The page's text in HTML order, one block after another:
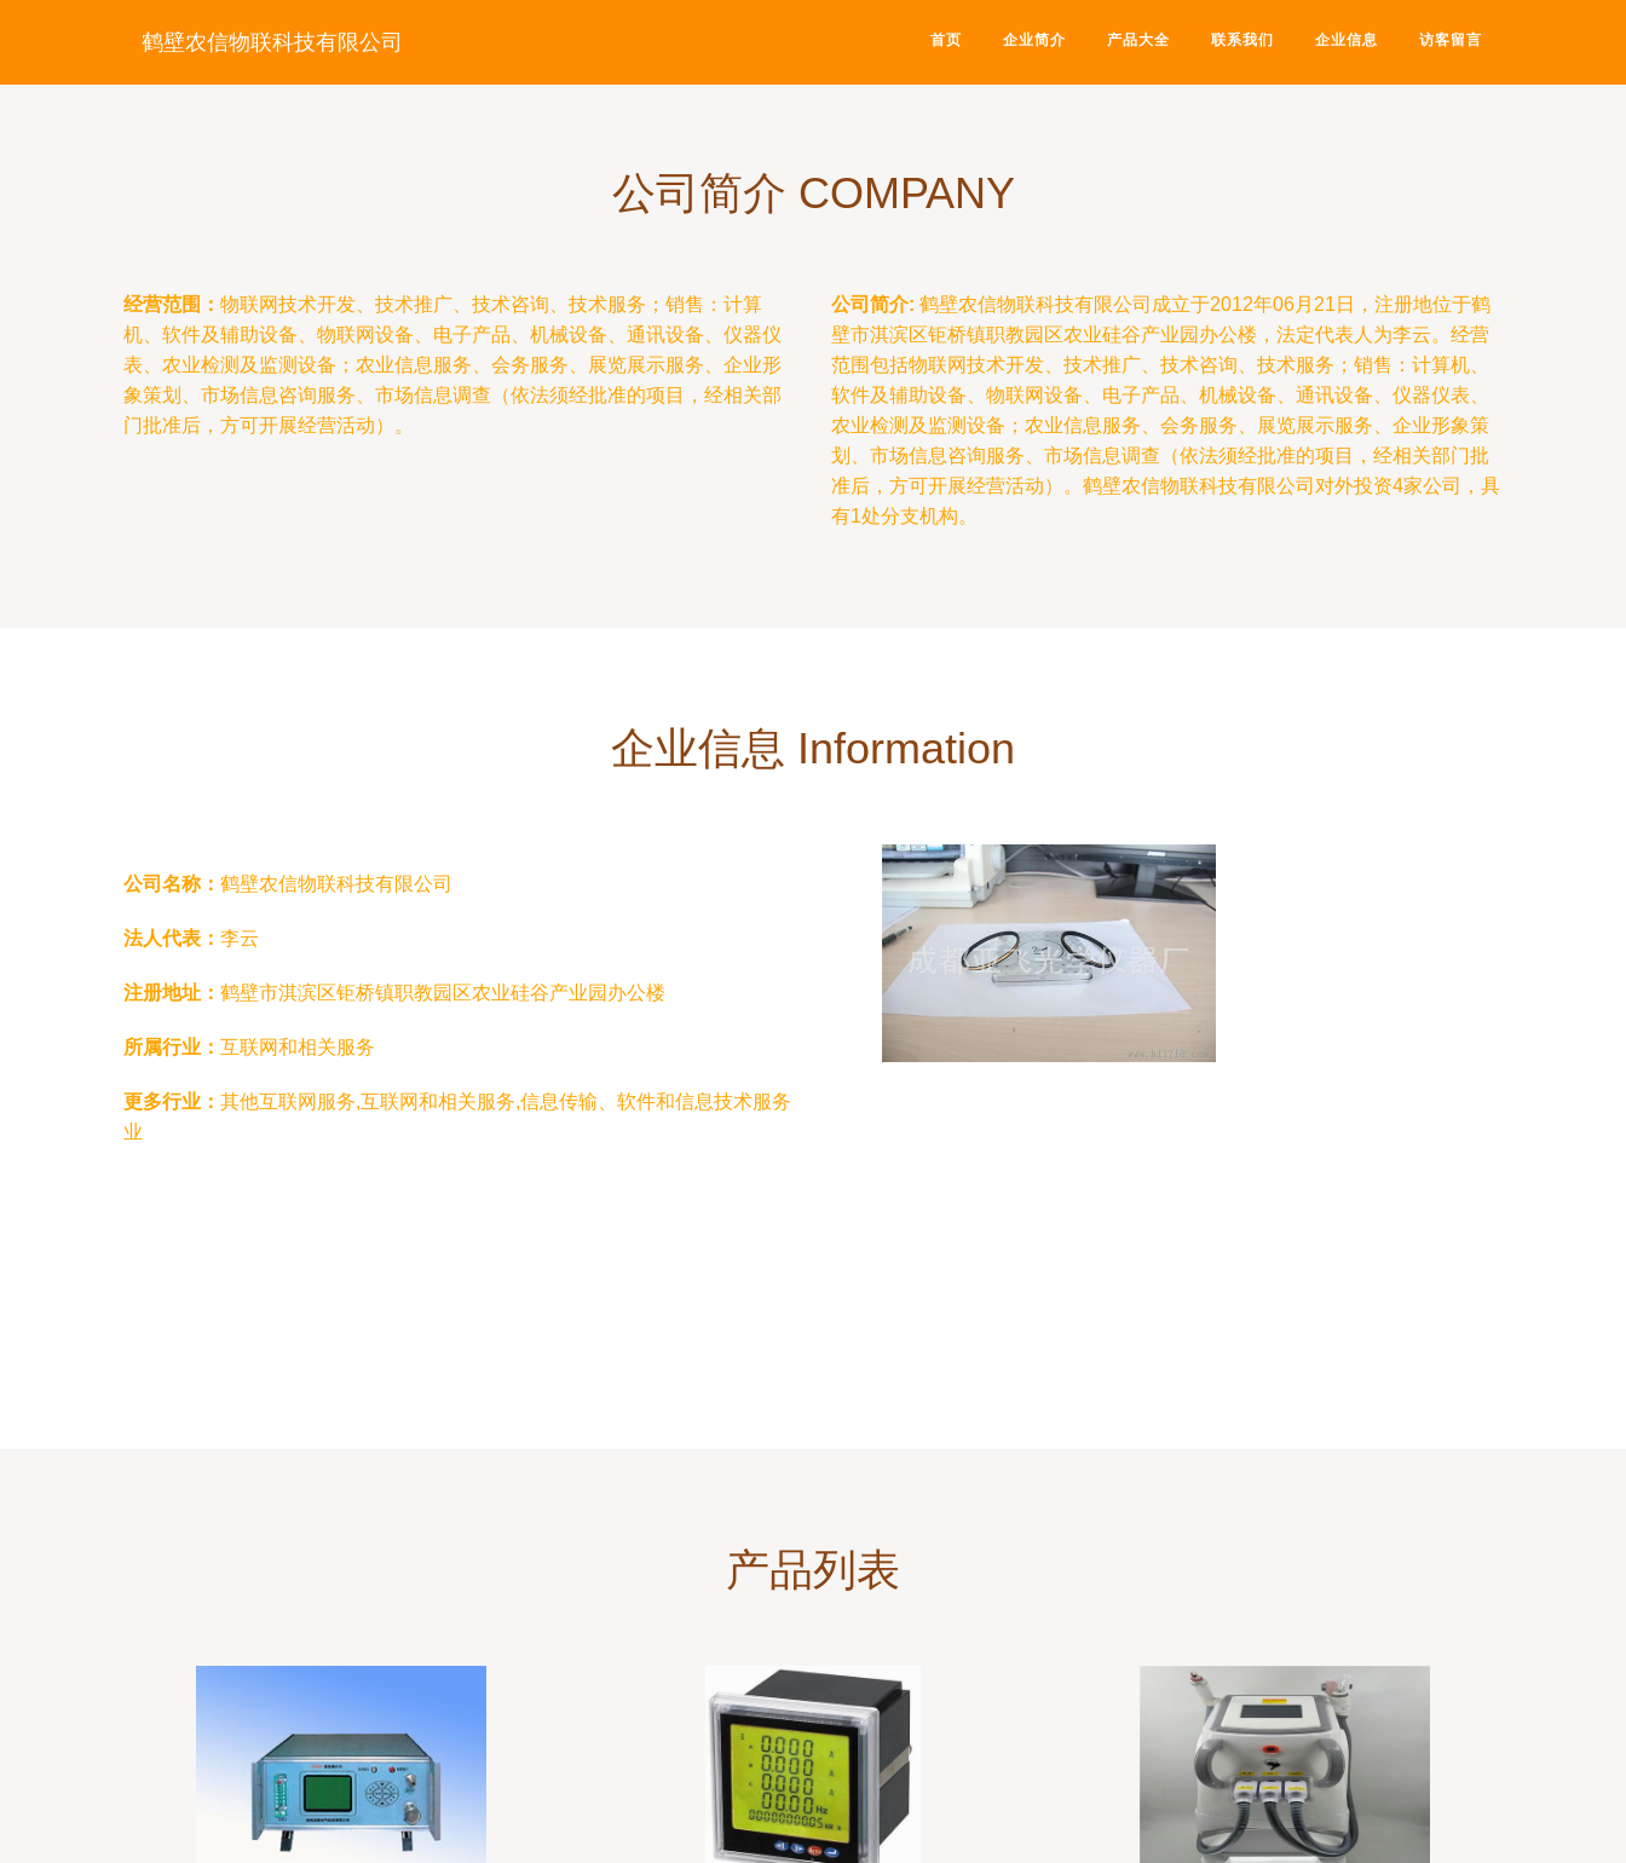
鹤壁农信物联科技有限公司 首页 企业简介 产品大全 联系我们 企业信息 访客留言
公司简介 COMPANY
经营范围： 物联网技术开发、技术推广、技术咨询、技术服务；销售：计算
机、软件及辅助设备、物联网设备、电子产品、机械设备、通讯设备、仪器仪
表、农业检测及监测设备；农业信息服务、会务服务、展览展示服务、企业形
象策划、市场信息咨询服务、市场信息调查（依法须经批准的项目，经相关部
门批准后，方可开展经营活动）。
公司简介: 鹤壁农信物联科技有限公司成立于2012年06月21日，注册地位于鹤
壁市淇滨区钜桥镇职教园区农业硅谷产业园办公楼，法定代表人为李云。经营
范围包括物联网技术开发、技术推广、技术咨询、技术服务；销售：计算机、
软件及辅助设备、物联网设备、电子产品、机械设备、通讯设备、仪器仪表、
农业检测及监测设备；农业信息服务、会务服务、展览展示服务、企业形象策
划、市场信息咨询服务、市场信息调查（依法须经批准的项目，经相关部门批
准后，方可开展经营活动）。鹤壁农信物联科技有限公司对外投资4家公司，具
有1处分支机构。
企业信息 Information
公司名称： 鹤壁农信物联科技有限公司
法人代表： 李云
注册地址： 鹤壁市淇滨区钜桥镇职教园区农业硅谷产业园办公楼
所属行业： 互联网和相关服务
更多行业： 其他互联网服务,互联网和相关服务,信息传输、软件和信息技术服务
业
产品列表